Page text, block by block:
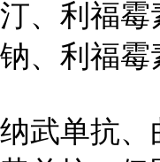
汀、利福霉
钠、利福霉
纳武单抗、